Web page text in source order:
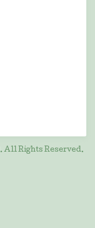
. All Rights Reserved.